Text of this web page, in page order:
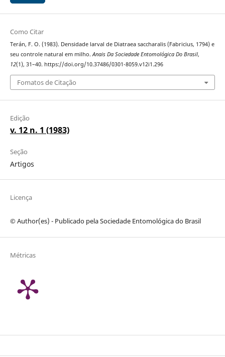
Como Citar
Terán, F. O. (1983). Densidade larval de Diatraea saccharalis (Fabricius, 1794) e
seu controle natural em milho.Anais Da Sociedade Entomológica Do Brasil,
12(1), 31–40. https://doi.org/10.37486/0301-8059.v12i1.296
Fomatos de Citação
Edição
v. 12 n. 1 (1983)
Seção
Artigos
Licença
© Author(es) - Publicado pela Sociedade Entomológica do Brasil
Métricas